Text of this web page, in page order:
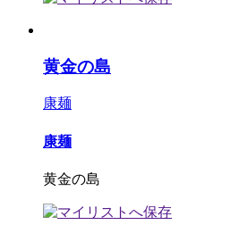
黄金の島
康麺
康麺
黄金の島